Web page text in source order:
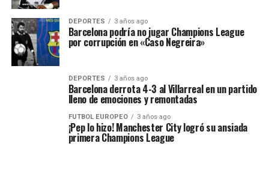
DEPORTES 3 años ago
Barcelona podría no jugar Champions League
por corrupción en «Caso Negreira»
DEPORTES 3 años ago
Barcelona derrota 4-3 al Villarreal en un partido
lleno de emociones y remontadas
FUTBOL EUROPEO 3 años ago
¡Pep lo hizo! Manchester City logró su ansiada
primera Champions League